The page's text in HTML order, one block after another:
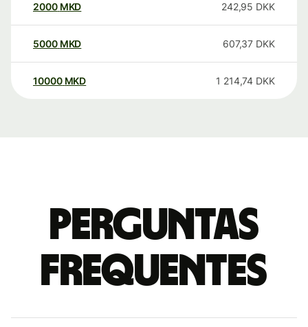
2000 MKD 242,95 DKK
5000 MKD 607,37 DKK
10000 MKD 1 214,74 DKK
Perguntas
frequentes